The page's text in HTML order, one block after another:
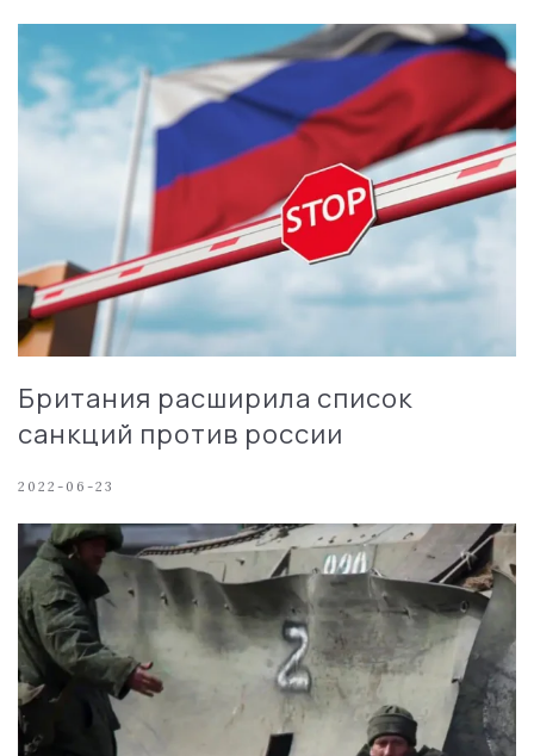
Британия расширила список
санкций против россии
2022-06-23